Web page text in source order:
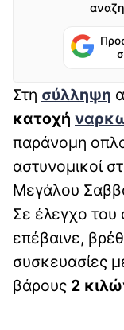
Στη σύλληψη
κατοχή
παράνομη
αστυνομικοί
Μεγάλου
Σε έλεγχο του
επέβαινε,
συσκευασίες
βάρους 2